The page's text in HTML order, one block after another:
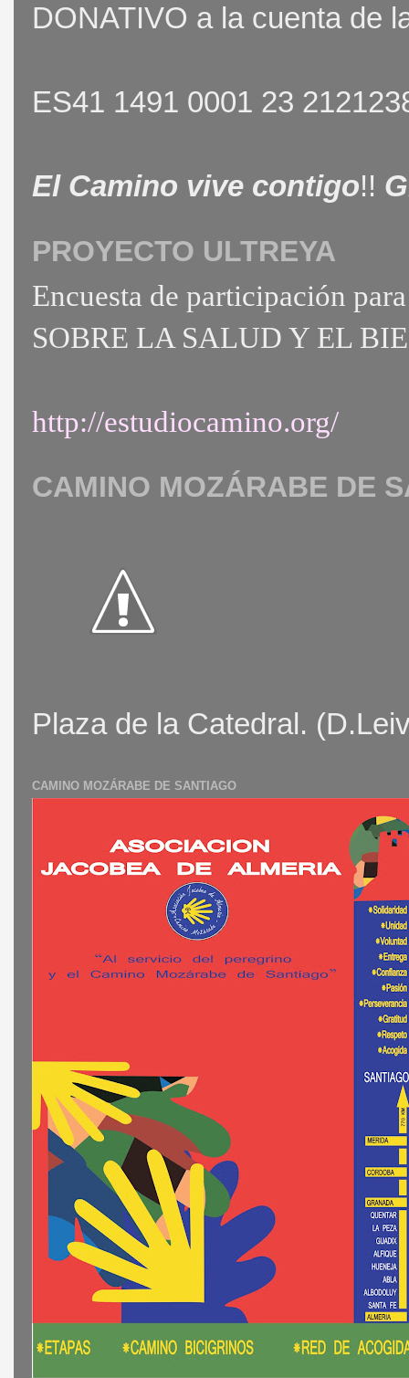
DONATIVO a la cuenta de
ES41 1491 0001 23
El Camino vive contigo!!
PROYECTO ULTREYA
Encuesta de participación
SOBRE LA SALUD Y EL
http://estudiocamino.org/
CAMINO MOZÁRABE DE
Plaza de la Catedral.
CAMINO MOZÁRABE DE SANTIAGO